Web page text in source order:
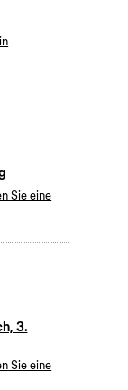
Sie eine
3.
Sie eine